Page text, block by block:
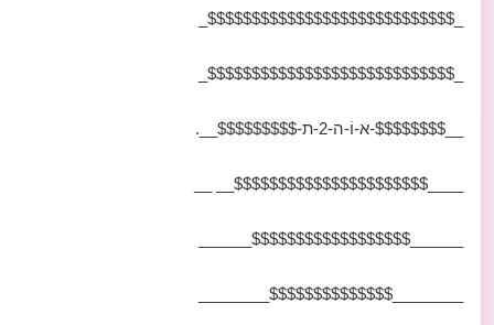
_$$$$$$$$$$$$$$$$$$$$$$$$$$$$_
_$$$$$$$$$$$$$$$$$$$$$$$$$$$$_
__$$$$$$$$-א-וֹ-ה-2-ת-$$$$$$$$$__.
____$$$$$$$$$$$$$$$$$$$$$$__ __
______$$$$$$$$$$$$$$$$$$______
________$$$$$$$$$$$$$$________